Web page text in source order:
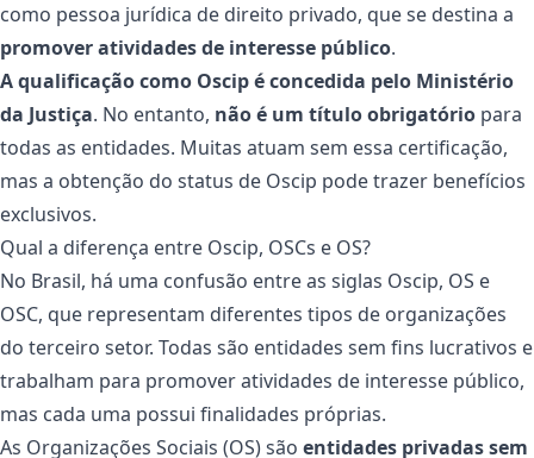
como pessoa jurídica de direito privado, que se destina a
promover atividades de interesse público.
A qualificação como Oscip é concedida pelo Ministério
da Justiça. No entanto, não é um título obrigatório para
todas as entidades. Muitas atuam sem essa certificação,
mas a obtenção do status de Oscip pode trazer benefícios
exclusivos.
Qual a diferença entre Oscip, OSCs e OS?
No Brasil, há uma confusão entre as siglas Oscip, OS e
OSC, que representam diferentes tipos de organizações
do terceiro setor. Todas são entidades sem fins lucrativos e
trabalham para promover atividades de interesse público,
mas cada uma possui finalidades próprias.
As Organizações Sociais (OS) são entidades privadas sem